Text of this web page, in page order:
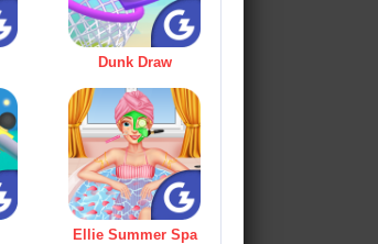
Dunk Draw
Ellie Summer Spa